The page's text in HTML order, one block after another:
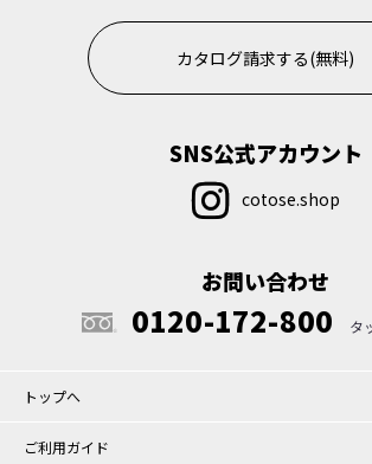
カタログ請求する(無料)
SNS公式アカウント
cotose.shop
お問い合わせ
0120-172-800
トップへ
ご利用ガイド